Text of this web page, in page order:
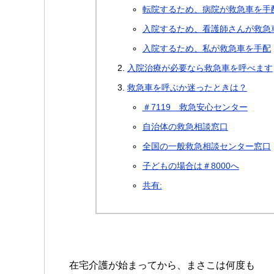
転院するため、病院が救急車を手
入院するため、看護師さんが救急
入院するため、私が救急車を手配
入院治療が必要なら救急車を呼べます
救急車を呼ぶか迷ったときは？
＃7119 救急安心センター
自治体の救急相談窓口
全国の一般救急相談センター窓口
子どもの場合は＃8000へ
共有:
在宅介護が始まってから、まさこは何度も